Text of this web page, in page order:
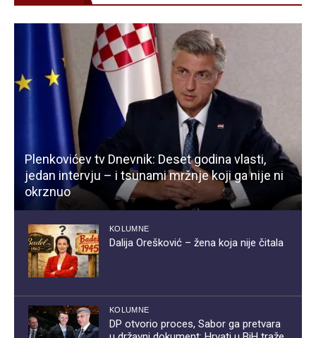
Plenkovićev tv Dnevnik: Deset godina vlasti,
jedan intervju – i tsunami mržnje koji ga nije ni
okrznuo
KOLUMNE
Dalija Orešković – žena koja nije čitala
KOLUMNE
DP otvorio proces, Sabor ga pretvara